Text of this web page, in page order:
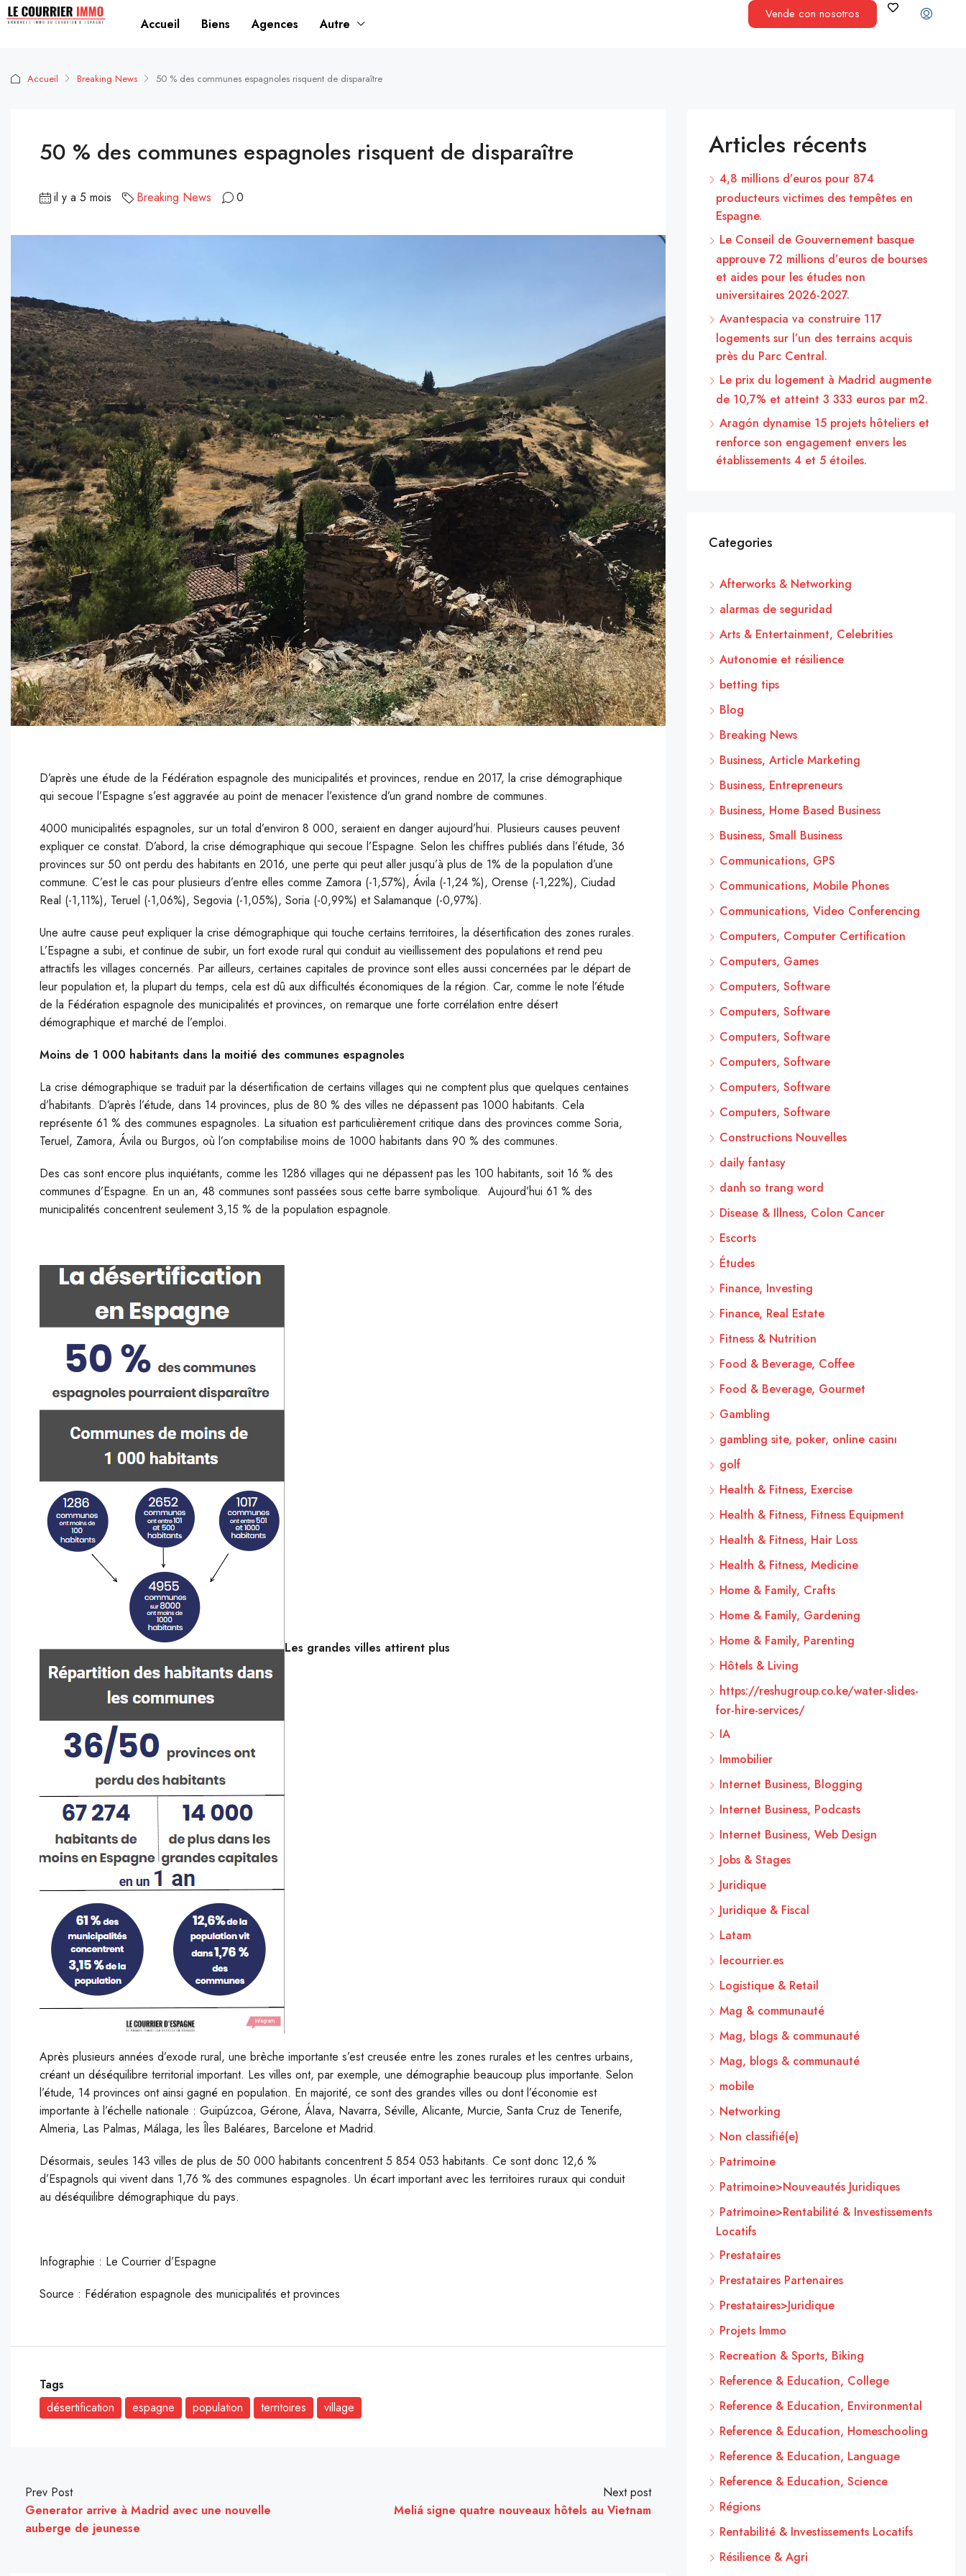
Accueil Biens Agences Autre
Vende con nosotros
Accueil Breaking News 50 % des communes espagnoles risquent de disparaître
50 % des communes espagnoles risquent de disparaître
il y a 5 mois Breaking News 0
D’après une étude de la Fédération espagnole des municipalités et provinces, rendue en 2017, la crise démographique
qui secoue l’Espagne s’est aggravée au point de menacer l’existence d’un grand nombre de communes.
4000 municipalités espagnoles, sur un total d’environ 8 000, seraient en danger aujourd’hui. Plusieurs causes peuvent
expliquer ce constat. D’abord, la crise démographique qui secoue l’Espagne. Selon les chiffres publiés dans l’étude, 36
provinces sur 50 ont perdu des habitants en 2016, une perte qui peut aller jusqu’à plus de 1% de la population d’une
commune. C’est le cas pour plusieurs d’entre elles comme Zamora (-1,57%), Ávila (-1,24 %), Orense (-1,22%), Ciudad
Real (-1,11%), Teruel (-1,06%), Segovia (-1,05%), Soria (-0,99%) et Salamanque (-0,97%).
Une autre cause peut expliquer la crise démographique qui touche certains territoires, la désertification des zones rurales.
L’Espagne a subi, et continue de subir, un fort exode rural qui conduit au vieillissement des populations et rend peu
attractifs les villages concernés. Par ailleurs, certaines capitales de province sont elles aussi concernées par le départ de
leur population et, la plupart du temps, cela est dû aux difficultés économiques de la région. Car, comme le note l’étude
de la Fédération espagnole des municipalités et provinces, on remarque une forte corrélation entre désert
démographique et marché de l’emploi.
Moins de 1 000 habitants dans la moitié des communes espagnoles
La crise démographique se traduit par la désertification de certains villages qui ne comptent plus que quelques centaines
d’habitants. D’après l’étude, dans 14 provinces, plus de 80 % des villes ne dépassent pas 1000 habitants. Cela
représente 61 % des communes espagnoles. La situation est particulièrement critique dans des provinces comme Soria,
Teruel, Zamora, Ávila ou Burgos, où l’on comptabilise moins de 1000 habitants dans 90 % des communes.
Des cas sont encore plus inquiétants, comme les 1286 villages qui ne dépassent pas les 100 habitants, soit 16 % des
communes d’Espagne. En un an, 48 communes sont passées sous cette barre symbolique. Aujourd’hui 61 % des
municipalités concentrent seulement 3,15 % de la population espagnole.
Les grandes villes attirent plus
Après plusieurs années d’exode rural, une brèche importante s’est creusée entre les zones rurales et les centres urbains,
créant un déséquilibre territorial important. Les villes ont, par exemple, une démographie beaucoup plus importante. Selon
l’étude, 14 provinces ont ainsi gagné en population. En majorité, ce sont des grandes villes ou dont l’économie est
importante à l’échelle nationale : Guipúzcoa, Gérone, Álava, Navarra, Séville, Alicante, Murcie, Santa Cruz de Tenerife,
Almeria, Las Palmas, Málaga, les Îles Baléares, Barcelone et Madrid.
Désormais, seules 143 villes de plus de 50 000 habitants concentrent 5 854 053 habitants. Ce sont donc 12,6 %
d’Espagnols qui vivent dans 1,76 % des communes espagnoles. Un écart important avec les territoires ruraux qui conduit
au déséquilibre démographique du pays.
Infographie : Le Courrier d’Espagne
Source : Fédération espagnole des municipalités et provinces
Tags
désertification
espagne population territoires village
Prev Post
Generator arrive à Madrid avec une nouvelle
auberge de jeunesse
Next post
Meliá signe quatre nouveaux hôtels au Vietnam
Articles récents
4,8 millions d’euros pour 874
producteurs victimes des tempêtes en
Espagne.
Le Conseil de Gouvernement basque
approuve 72 millions d’euros de bourses
et aides pour les études non
universitaires 2026-2027.
Avantespacia va construire 117
logements sur l’un des terrains acquis
près du Parc Central.
Le prix du logement à Madrid augmente
de 10,7% et atteint 3 333 euros par m2.
Aragón dynamise 15 projets hôteliers et
renforce son engagement envers les
établissements 4 et 5 étoiles.
Categories
Afterworks & Networking
alarmas de seguridad
Arts & Entertainment, Celebrities
Autonomie et résilience
betting tips
Blog
Breaking News
Business, Article Marketing
Business, Entrepreneurs
Business, Home Based Business
Business, Small Business
Communications, GPS
Communications, Mobile Phones
Communications, Video Conferencing
Computers, Computer Certification
Computers, Games
Computers, Software
Computers, Software
Computers, Software
Computers, Software
Computers, Software
Computers, Software
Constructions Nouvelles
daily fantasy
danh so trang word
Disease & Illness, Colon Cancer
Escorts
Études
Finance, Investing
Finance, Real Estate
Fitness & Nutrition
Food & Beverage, Coffee
Food & Beverage, Gourmet
Gambling
gambling site, poker, online casinı
golf
Health & Fitness, Exercise
Health & Fitness, Fitness Equipment
Health & Fitness, Hair Loss
Health & Fitness, Medicine
Home & Family, Crafts
Home & Family, Gardening
Home & Family, Parenting
Hôtels & Living
https://reshugroup.co.ke/water-slides-
for-hire-services/
IA
Immobilier
Internet Business, Blogging
Internet Business, Podcasts
Internet Business, Web Design
Jobs & Stages
Juridique
Juridique & Fiscal
Latam
lecourrier.es
Logistique & Retail
Mag & communauté
Mag, blogs & communauté
Mag, blogs & communauté
mobile
Networking
Non classifié(e)
Patrimoine
Patrimoine>Nouveautés Juridiques
Patrimoine>Rentabilité & Investissements
Locatifs
Prestataires
Prestataires Partenaires
Prestataires>Juridique
Projets Immo
Recreation & Sports, Biking
Reference & Education, College
Reference & Education, Environmental
Reference & Education, Homeschooling
Reference & Education, Language
Reference & Education, Science
Régions
Rentabilité & Investissements Locatifs
Résilience & Agri